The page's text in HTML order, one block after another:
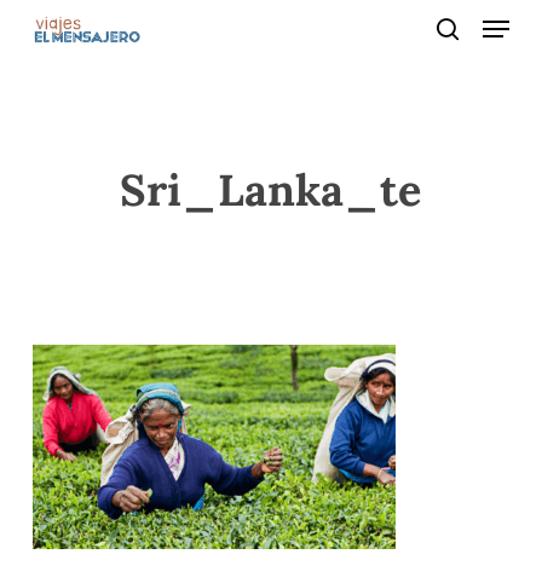
Menu
Sri_Lanka_te